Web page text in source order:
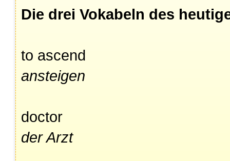
Die drei Vokabeln des
to ascend
ansteigen
doctor
der Arzt